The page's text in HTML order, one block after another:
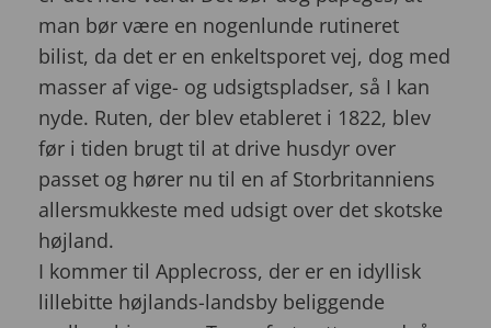
man bør være en nogenlunde rutineret
bilist, da det er en enkeltsporet vej, dog med
masser af vige- og udsigtspladser, så I kan
nyde. Ruten, der blev etableret i 1822, blev
før i tiden brugt til at drive husdyr over
passet og hører nu til en af Storbritanniens
allersmukkeste med udsigt over det skotske
højland.
I kommer til Applecross, der er en idyllisk
lillebitte højlands-landsby beliggende